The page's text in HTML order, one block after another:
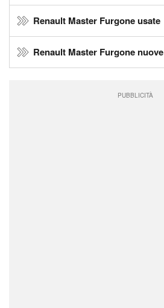
Renault Master Furgone usate
Renault Master Furgone nuove
PUBBLICITÀ